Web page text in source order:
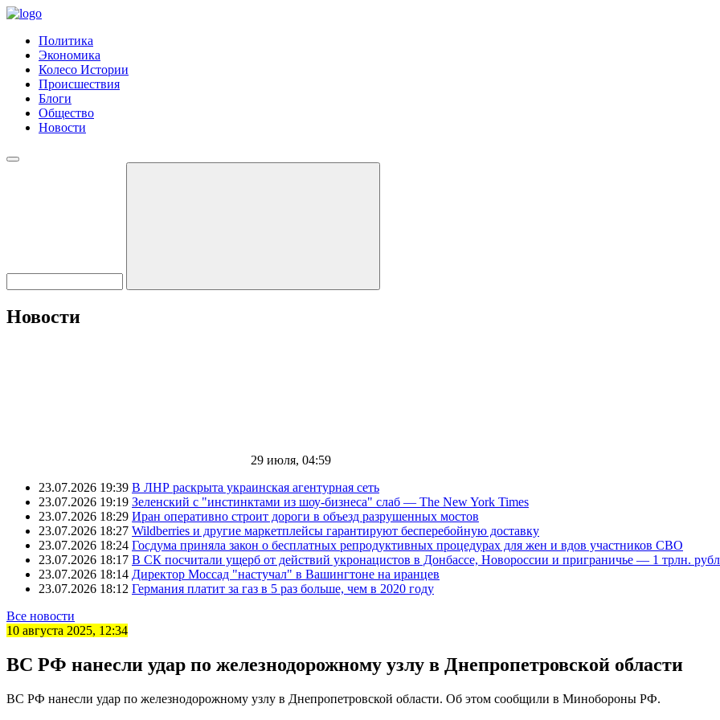
Политика
Экономика
Колесо Истории
Происшествия
Блоги
Общество
Новости
Новости
29 июля, 04:59
23.07.2026 19:39 В ЛНР раскрыта украинская агентурная сеть
23.07.2026 19:19 Зеленский с "инстинктами из шоу-бизнеса" слаб — The New York Times
23.07.2026 18:29 Иран оперативно строит дороги в объезд разрушенных мостов
23.07.2026 18:27 Wildberries и другие маркетплейсы гарантируют бесперебойную доставку
23.07.2026 18:24 Госдума приняла закон о бесплатных репродуктивных процедурах для жен и вдов участников СВО
23.07.2026 18:17 В СК посчитали ущерб от действий укронацистов в Донбассе, Новороссии и приграничье — 1 трлн.
23.07.2026 18:14 Директор Моссад "настучал" в Вашингтоне на иранцев
23.07.2026 18:12 Германия платит за газ в 5 раз больше, чем в 2020 году
Все новости
10 августа 2025, 12:34
ВС РФ нанесли удар по железнодорожному узлу в Днепропетровской области
ВС РФ нанесли удар по железнодорожному узлу в Днепропетровской области. Об этом сообщили в Минобороны РФ.